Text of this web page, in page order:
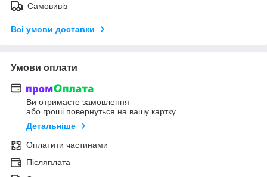
Самовивіз
Всі умови доставки
Умови оплати
Ви отримаєте замовлення
або гроші повернуться на вашу картку
Детальніше
Оплатити частинами
Післяплата